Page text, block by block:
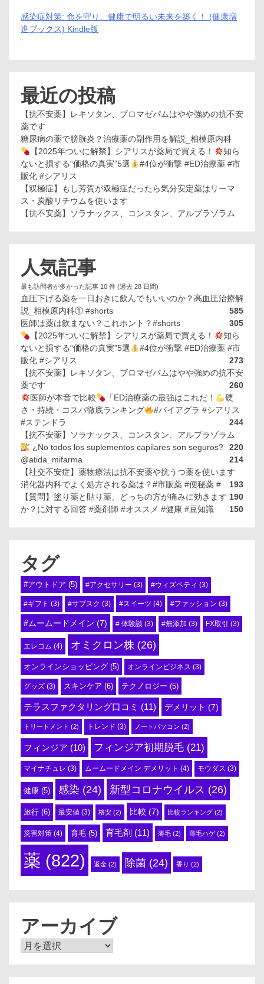
感染症対策: 命を守り、健康で明るい未来を築く！ (健康増
進ブックス) Kindle版
最近の投稿
【抗不安薬】レキソタン、ブロマゼパムはやや強めの抗不安
薬です
糖尿病の薬で膀胱炎？治療薬の副作用を解説_相模原内科
【2025年ついに解禁】シアリスが薬局で買える！
知ら
ないと損する“価格の真実”5選
#4位が衝撃 #ED治療薬 #市
販化 #シアリス
【双極症】もし芳賀が双極症だったら気分安定薬はリーマ
ス・炭酸リチウムを使います
【抗不安薬】ソラナックス、コンスタン、アルプラゾラム
人気記事
最も訪問者が多かった記事 10 件 (過去 28 日間)
血圧下げる薬を一日おきに飲んでもいいのか？高血圧治療解
説_相模原内科① #shorts
585
医師は薬は飲まない？これホント？#shorts
305
【2025年ついに解禁】シアリスが薬局で買える！
知ら
ないと損する“価格の真実”5選
#4位が衝撃 #ED治療薬 #市
販化 #シアリス
273
【抗不安薬】レキソタン、ブロマゼパムはやや強めの抗不安
薬です
260
医師が本音で比較
「ED治療薬の最強はこれだ！
硬
さ・持続・コスパ徹底ランキング
#バイアグラ #シアリス
#ステンドラ
244
【抗不安薬】ソラナックス、コンスタン、アルプラゾラム
220
¿No todos los suplementos capilares son seguros?
@atida_mifarma
214
【社交不安症】薬物療法は抗不安薬や抗うつ薬を使います
193
消化器内科でよく処方される薬は？#市販薬 #便秘薬 #
190
【質問】塗り薬と貼り薬、どっちの方が痛みに効きます
か？に対する回答 #薬剤師 #オススメ #健康 #豆知識
150
タグ
#アウトドア (5) #アクセサリー (3) #ウィズペティ (3)
#ギフト (3) #サブスク (3) #スイーツ (4) #ファッション (3)
#ムームードメイン (7) # 体験談 (3) #無添加 (3) FX取引 (3)
エレコム (4) オミクロン株 (26)
オンラインショッピング (5) オンラインビジネス (3)
グッズ (3) スキンケア (6) テクノロジー (5)
テラスファクタリング口コミ (11) デメリット (7)
トリートメント (2) トレンド (3) ノートパソコン (2)
フィンジア (10) フィンジア初期脱毛 (21)
マイナチュレ (3) ムームードメイン デメリット (4) モウダス (3)
健康 (5) 感染 (24) 新型コロナウイルス (26)
旅行 (6) 最安値 (3) 格安 (2) 比較 (7) 比較ランキング (2)
災害対策 (4) 育毛 (5) 育毛剤 (11) 薄毛 (2) 薄毛ハゲ(2)
薬 (822) 返金 (2) 除菌 (24) 香り (2)
アーカイブ
ア